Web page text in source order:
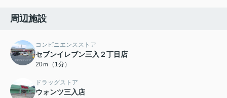
周辺施設
コンビニエンスストア
セブンイレブン三入２丁目店
20ｍ（1分）
ドラッグストア
ウォンツ三入店